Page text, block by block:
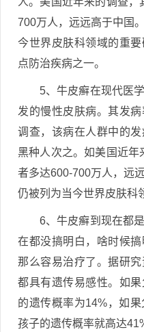
700万人，远远高于中国
今世界皮肤科领域的重
点防治疾病之一。
5、牛皮癣在现代医
发的慢性皮肤病。其发
调查，该病在人群中的发
黑种人次之。如美国近
者多达600-700万人，远
仍被列为当今世界皮肤科
6、牛皮癣到现在都
在都没搞明白，啥时候
那么容易治疗了。据研
都具有遗传易感性。如
的遗传概率为14%，如
孩子的遗传概率就高达